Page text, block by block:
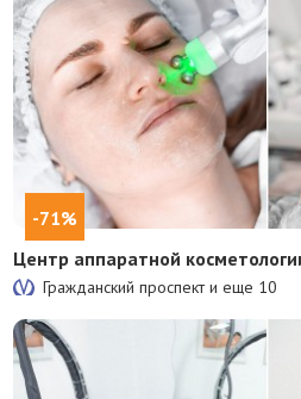
-71%
Центр аппаратной
Гражданский проспект и еще 10